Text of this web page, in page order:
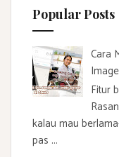
Popular Posts
Cara
Fitur
kalau mau
pas ...